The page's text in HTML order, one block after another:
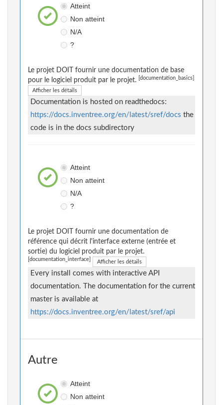
Atteint
Non atteint
N/A
?
Le projet DOIT fournir une documentation de base
pour le logiciel produit par le projet.
[documentation_basics]
Afficher les détails
Documentation is hosted on readthedocs:
https://docs.inventree.org/en/latest/sref/docs the
code is in the docs subdirectory
Atteint
Non atteint
N/A
?
Le projet DOIT fournir une documentation de
référence qui décrit l'interface externe (entrée et
sortie) du logiciel produit par le projet.
[documentation_interface] Afficher les détails
Every install comes with interactive API
documentation. The documentation for the current
master is available at
https://docs.inventree.org/en/latest/sref/api
Autre
Atteint
Non atteint